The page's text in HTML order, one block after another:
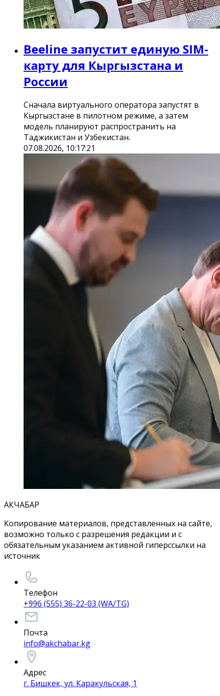
Beeline запустит единую SIM-
карту для Кыргызстана и
России
Сначала виртуального оператора запустят в
Кыргызстане в пилотном режиме, а затем
модель планируют распространить на
Таджикистан и Узбекистан.
07.08.2026, 10:17:21
АКЧАБАР
Копирование материалов, представленных на сайте,
возможно только с разрешения редакции и с
обязательным указанием активной гиперссылки на
источник
Телефон
+996 (555) 36-22-03 (WA/TG)
Почта
info@akchabar.kg
Адрес
г. Бишкек, ул. Каракульская, 1